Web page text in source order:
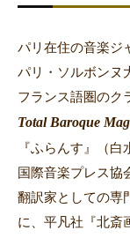
パリ在住の音楽ジ
パリ・ソルボンヌ
フランス語圏のク
Total Baroque
『ふらんす』（白
国際音楽プレス協
翻訳家としての専
に、平凡社『北斎